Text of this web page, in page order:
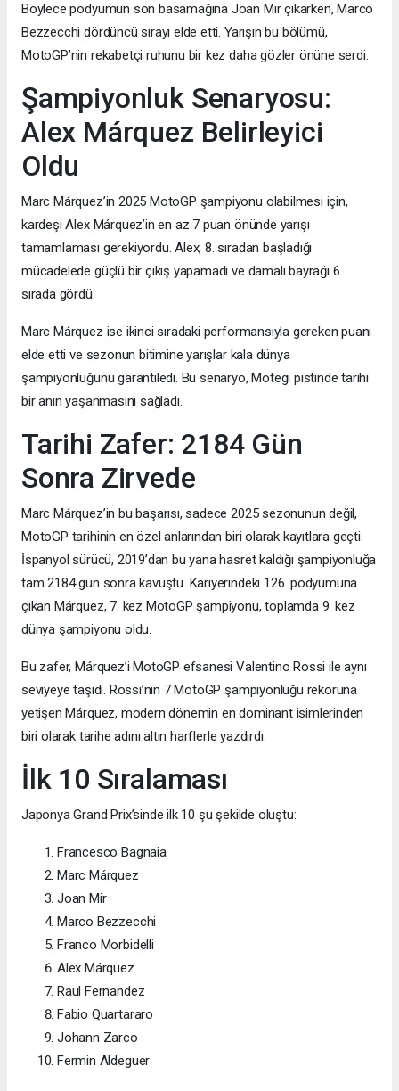
Böylece podyumun son basamağına Joan Mir çıkarken, Marco
Bezzecchi dördüncü sırayı elde etti. Yarışın bu bölümü,
MotoGP’nin rekabetçi ruhunu bir kez daha gözler önüne serdi.
Şampiyonluk Senaryosu:
Alex Márquez Belirleyici
Oldu
Marc Márquez’in 2025 MotoGP şampiyonu olabilmesi için,
kardeşi Alex Márquez’in en az 7 puan önünde yarışı
tamamlaması gerekiyordu. Alex, 8. sıradan başladığı
mücadelede güçlü bir çıkış yapamadı ve damalı bayrağı 6.
sırada gördü.
Marc Márquez ise ikinci sıradaki performansıyla gereken puanı
elde etti ve sezonun bitimine yarışlar kala dünya
şampiyonluğunu garantiledi. Bu senaryo, Motegi pistinde tarihi
bir anın yaşanmasını sağladı.
Tarihi Zafer: 2184 Gün
Sonra Zirvede
Marc Márquez’in bu başarısı, sadece 2025 sezonunun değil,
MotoGP tarihinin en özel anlarından biri olarak kayıtlara geçti.
İspanyol sürücü, 2019’dan bu yana hasret kaldığı şampiyonluğa
tam 2184 gün sonra kavuştu. Kariyerindeki 126. podyumuna
çıkan Márquez, 7. kez MotoGP şampiyonu, toplamda 9. kez
dünya şampiyonu oldu.
Bu zafer, Márquez’i MotoGP efsanesi Valentino Rossi ile aynı
seviyeye taşıdı. Rossi’nin 7 MotoGP şampiyonluğu rekoruna
yetişen Márquez, modern dönemin en dominant isimlerinden
biri olarak tarihe adını altın harflerle yazdırdı.
İlk 10 Sıralaması
Japonya Grand Prix’sinde ilk 10 şu şekilde oluştu:
Francesco Bagnaia
Marc Márquez
Joan Mir
Marco Bezzecchi
Franco Morbidelli
Alex Márquez
Raul Fernandez
Fabio Quartararo
Johann Zarco
Fermin Aldeguer